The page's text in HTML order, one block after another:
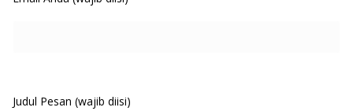
Judul Pesan (wajib diisi)